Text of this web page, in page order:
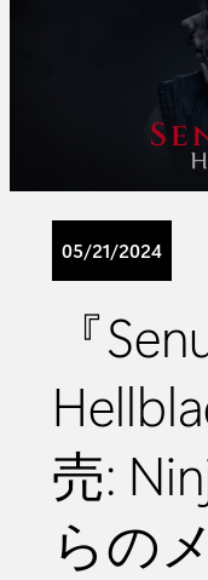
05/21/2024
『
売:
らの